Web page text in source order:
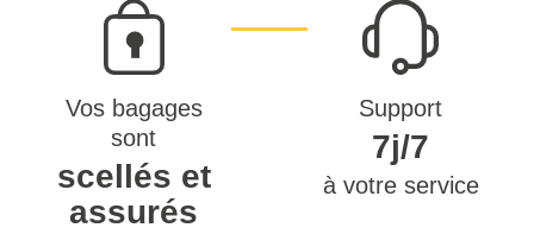
Vos bagages
sont
scellés et
assurés
Support
7j/7
à votre service